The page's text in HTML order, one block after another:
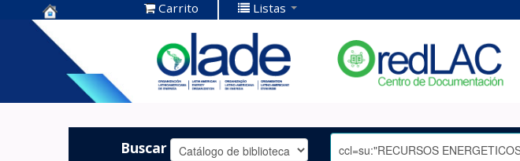
Centro de
Documentación
OLADE -
Carrito Listas
Buscar